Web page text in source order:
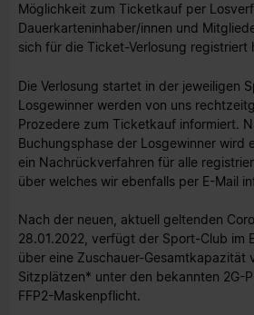
Möglichkeit zum Ticketkauf per
Dauerkarteninhaber/innen und
sich für die Ticket-Verlosung registriert
Die Verlosung startet in der jeweiligen
Losgewinner werden von uns
Prozedere zum Ticketkauf informiert.
Buchungsphase der Losgewinner wird
ein Nachrückverfahren für alle
über welches wir ebenfalls per E-Mail
Nach der neuen, aktuell geltenden
28.01.2022, verfügt der Sport-Club im
über eine Zuschauer-Gesamtkapazität
Sitzplätzen* unter den bekannten 2G-
FFP2-Maskenpflicht.